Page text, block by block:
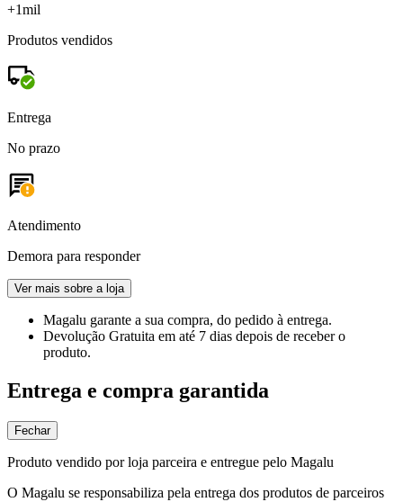
+1mil
Produtos vendidos
Entrega
No prazo
Atendimento
Demora para responder
Ver mais sobre a loja
Magalu garante a sua compra, do pedido à entrega.
Devolução Gratuita em até 7 dias depois de receber o
produto.
Entrega e compra garantida
Fechar
Produto vendido por loja parceira e entregue pelo Magalu
O Magalu se responsabiliza pela entrega dos produtos de parceiros